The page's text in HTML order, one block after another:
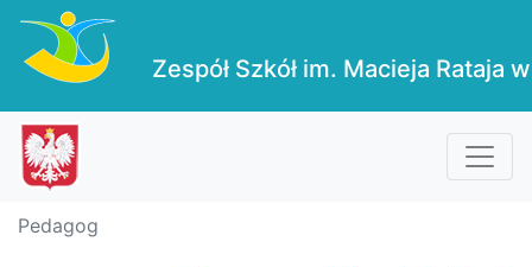
Zespół Szkół im. Macieja Rataja
Pedagog